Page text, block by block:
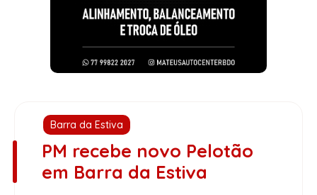
Barra da Estiva
PM recebe novo Pelotão
em Barra da Estiva